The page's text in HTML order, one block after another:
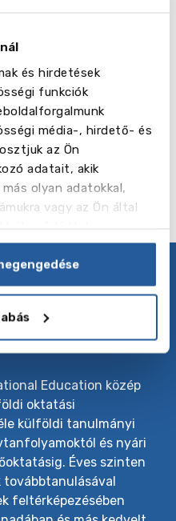
és hirdetések
funkciók
média-, hirdető- és
az Ön
adatait, akik
olyan adatokkal,
vagy az Ön által
magyar
Stortford College
College
Education közép
oktatási
külföldi tanulmányi
és nyári
Éves szinten
továbbtanulásával
feltérképezésében